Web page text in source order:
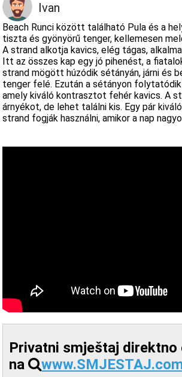
Ismerkedjen meg Horvátországgal
múzeumok
Ivan
Beach Runci között található Pula és a
tiszta és gyönyörű tenger, kellemesen
A strand alkotja kavics, elég tágas,
Itt az összes kap egy jó pihenést, a
strand mögött húzódik sétányán, járni és
tenger felé. Ezután a sétányon
amely kiváló kontrasztot fehér kavics. A
árnyékot, de lehet találni kis. Egy pár
strand fogják használni, amikor a nap
Privatni smještaj direktno
na